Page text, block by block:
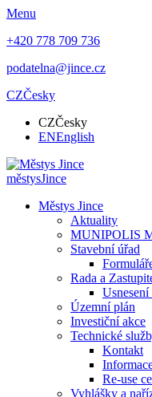
Menu
+420 778 709 736
podatelna@jince.cz
CZČesky
CZČesky
ENEnglish
městysJince
Městys Jince
Aktuality
MUNIPOLIS
Stavební úřad
Rada a
Usnesení
Územní plán
Investiční akce
Technické
Kontakt
Re-use
Vyhlášky a